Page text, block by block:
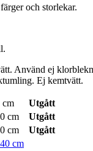
och storlekar.
Använd ej
Ej kemtvätt.
cm
Utgått
cm
Utgått
cm
Utgått
cm